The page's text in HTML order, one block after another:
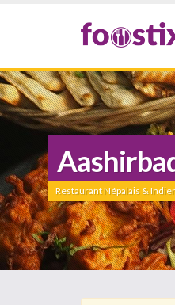
Restaurant Népalais &